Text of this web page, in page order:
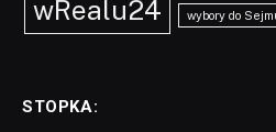
wRealu24 wybory do
STOPKA: